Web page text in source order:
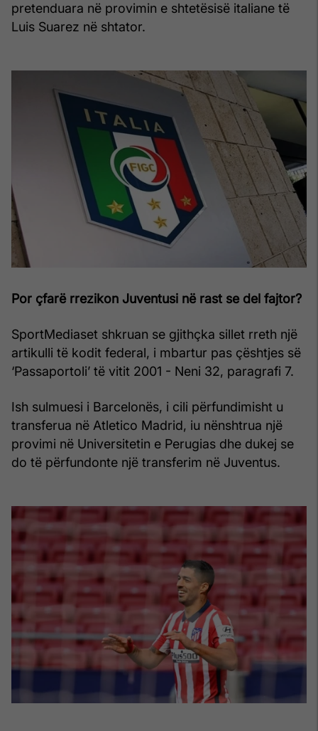
pretenduara në provimin e shtetësisë italiane të
Luis Suarez në shtator.
Por çfarë rrezikon Juventusi në rast se del fajtor?
SportMediaset shkruan se gjithçka sillet rreth një
artikulli të kodit federal, i mbartur pas çështjes së
‘Passaportoli’ të vitit 2001 - Neni 32, paragrafi 7.
Ish sulmuesi i Barcelonës, i cili përfundimisht u
transferua në Atletico Madrid, iu nënshtrua një
provimi në Universitetin e Perugias dhe dukej se
do të përfundonte një transferim në Juventus.